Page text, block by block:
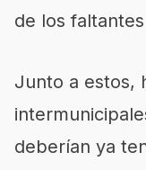
de los
Junto a estos,
deberían ya